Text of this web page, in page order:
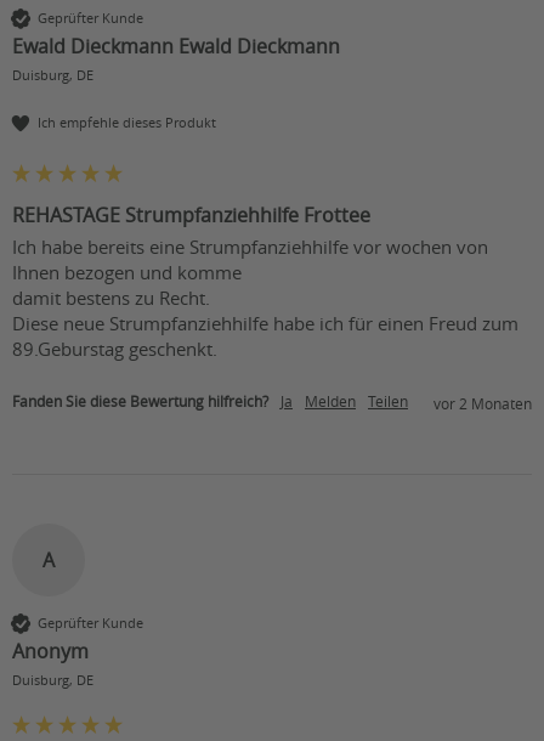
Geprüfter Kunde
Ewald Dieckmann Ewald Dieckmann
Duisburg, DE
Ich empfehle dieses Produkt
REHASTAGE Strumpfanziehhilfe Frottee
Ich habe bereits eine Strumpfanziehhilfe vor wochen von
Ihnen bezogen und komme
damit bestens zu Recht.
Diese neue Strumpfanziehhilfe habe ich für einen Freud zum
Fanden Sie diese Bewertung hilfreich? Ja Melden Teilen vor 2 Monaten
A
Geprüfter Kunde
Anonym
Duisburg, DE